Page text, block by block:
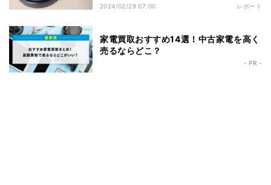
2024/02/29 07:00 レポート
家電買取おすすめ14選！中古家電を高く
売るならどこ？
- PR -